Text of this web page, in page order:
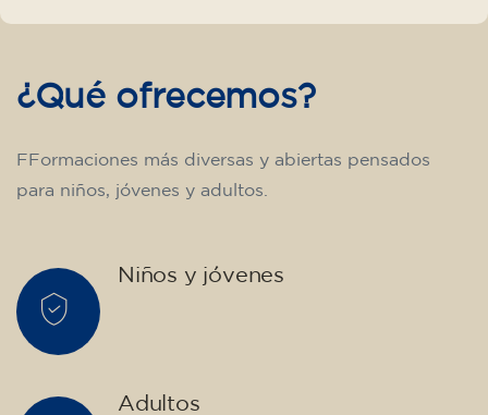
¿Qué ofrecemos?
FFormaciones más diversas y abiertas pensados
para niños, jóvenes y adultos.
Niños y jóvenes
Adultos